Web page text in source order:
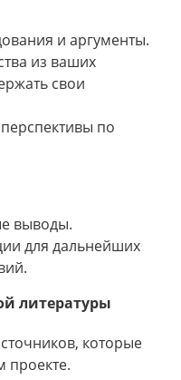
и аргументы.
из ваших
свои
по
выводы.
для дальнейших
литературы
которые
проекте.